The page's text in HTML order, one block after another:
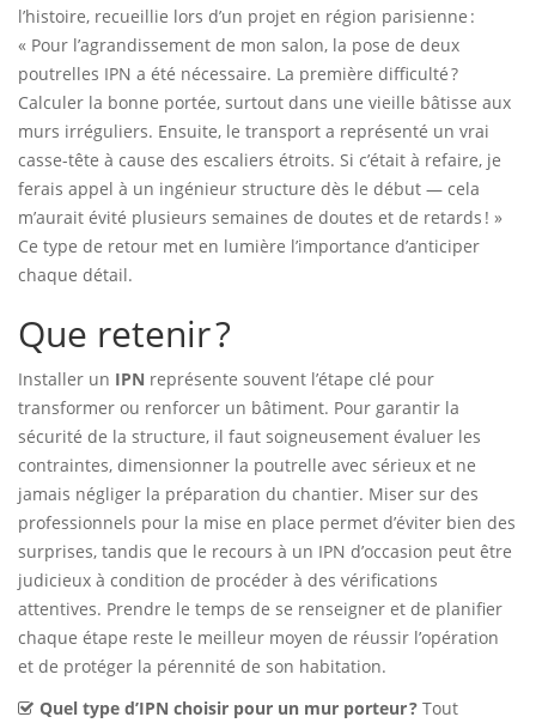
l’histoire, recueillie lors d’un projet en région parisienne :
« Pour l’agrandissement de mon salon, la pose de deux
poutrelles IPN a été nécessaire. La première difficulté ?
Calculer la bonne portée, surtout dans une vieille bâtisse aux
murs irréguliers. Ensuite, le transport a représenté un vrai
casse-tête à cause des escaliers étroits. Si c’était à refaire, je
ferais appel à un ingénieur structure dès le début — cela
m’aurait évité plusieurs semaines de doutes et de retards ! »
Ce type de retour met en lumière l’importance d’anticiper
chaque détail.
Que retenir ?
Installer un IPN représente souvent l’étape clé pour
transformer ou renforcer un bâtiment. Pour garantir la
sécurité de la structure, il faut soigneusement évaluer les
contraintes, dimensionner la poutrelle avec sérieux et ne
jamais négliger la préparation du chantier. Miser sur des
professionnels pour la mise en place permet d’éviter bien des
surprises, tandis que le recours à un IPN d’occasion peut être
judicieux à condition de procéder à des vérifications
attentives. Prendre le temps de se renseigner et de planifier
chaque étape reste le meilleur moyen de réussir l’opération
et de protéger la pérennité de son habitation.
Quel type d’IPN choisir pour un mur porteur ? Tout